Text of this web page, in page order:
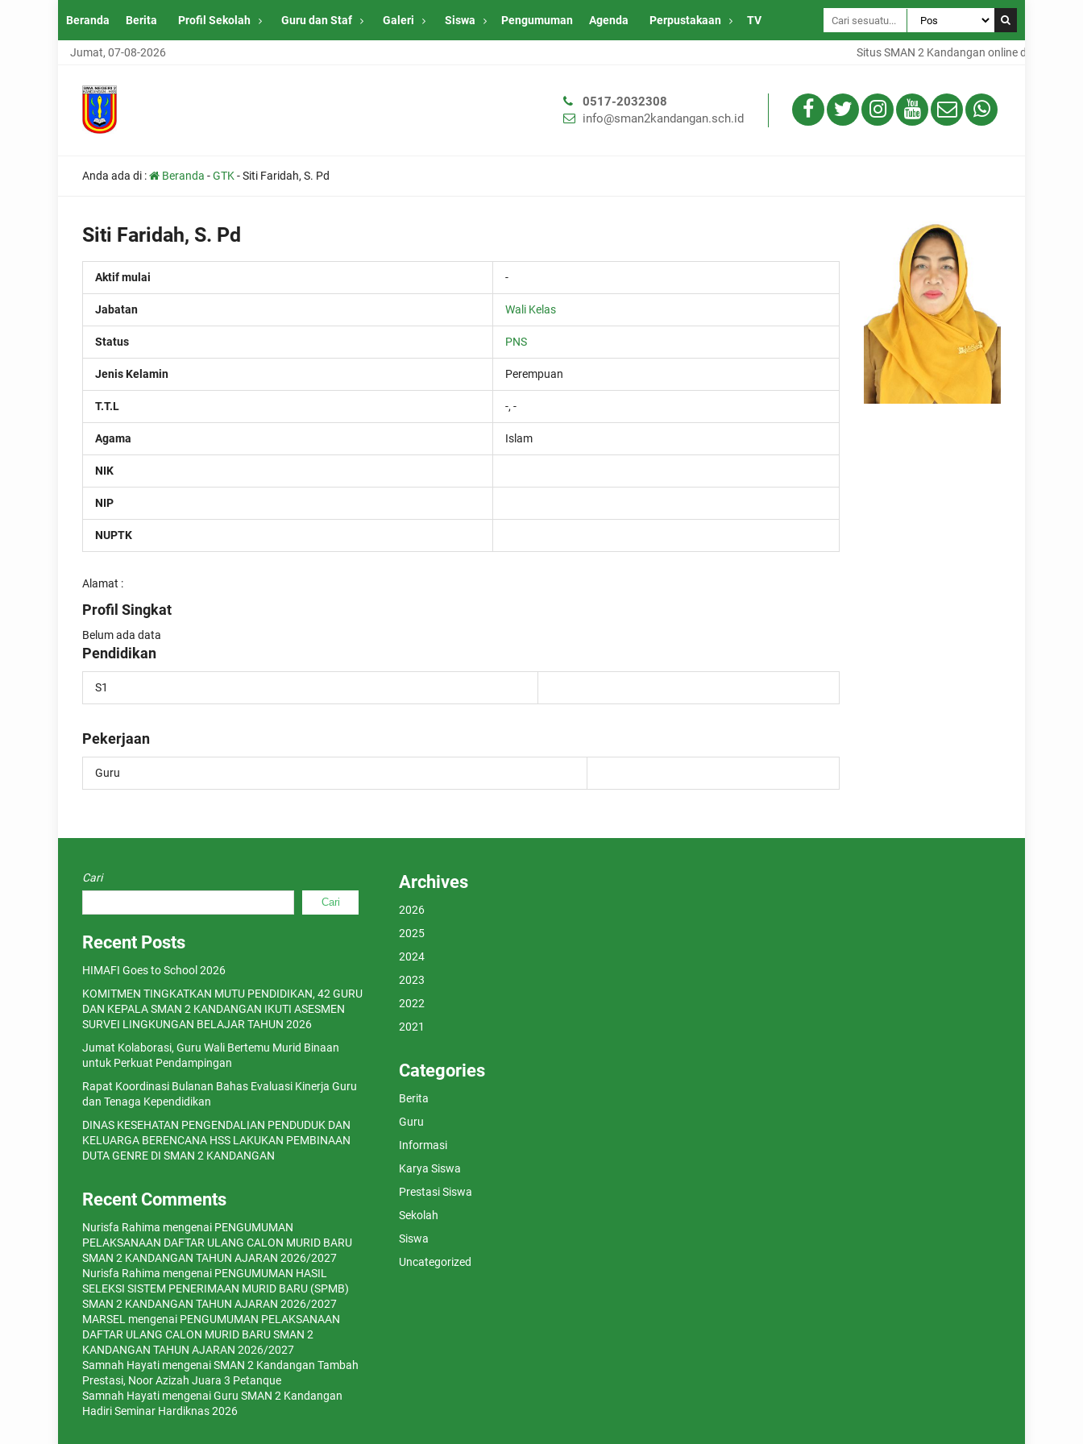
Beranda Berita Profil Sekolah Guru dan Staf Galeri Siswa Pengumuman Agenda Perpustakaan TV
Jumat, 07-08-2026 Situs SMAN 2 Kandangan online dari Desa
0517-2032308
info@sman2kandangan.sch.id
Anda ada di : Beranda -GTK-Siti Faridah, S. Pd
Siti Faridah, S. Pd
Aktif mulai -
Jabatan Wali Kelas
Status PNS
Jenis Kelamin Perempuan
T.T.L -, -
Agama Islam
NIK
NIP
NUPTK
Alamat :
Profil Singkat
Belum ada data
Pendidikan
S1
Pekerjaan
Guru
Cari
Cari
Recent Posts
HIMAFI Goes to School 2026
KOMITMEN TINGKATKAN MUTU PENDIDIKAN, 42 GURU
DAN KEPALA SMAN 2 KANDANGAN IKUTI ASESMEN
SURVEI LINGKUNGAN BELAJAR TAHUN 2026
Jumat Kolaborasi, Guru Wali Bertemu Murid Binaan
untuk Perkuat Pendampingan
Rapat Koordinasi Bulanan Bahas Evaluasi Kinerja Guru
dan Tenaga Kependidikan
DINAS KESEHATAN PENGENDALIAN PENDUDUK DAN
KELUARGA BERENCANA HSS LAKUKAN PEMBINAAN
DUTA GENRE DI SMAN 2 KANDANGAN
Recent Comments
Nurisfa Rahima mengenai PENGUMUMAN
PELAKSANAAN DAFTAR ULANG CALON MURID BARU
SMAN 2 KANDANGAN TAHUN AJARAN 2026/2027
Nurisfa Rahima mengenai PENGUMUMAN HASIL
SELEKSI SISTEM PENERIMAAN MURID BARU (SPMB)
SMAN 2 KANDANGAN TAHUN AJARAN 2026/2027
MARSEL mengenai PENGUMUMAN PELAKSANAAN
DAFTAR ULANG CALON MURID BARU SMAN 2
KANDANGAN TAHUN AJARAN 2026/2027
Samnah Hayati mengenaiSMAN 2 Kandangan Tambah
Prestasi, Noor Azizah Juara 3 Petanque
Samnah Hayati mengenaiGuru SMAN 2 Kandangan
Hadiri Seminar Hardiknas 2026
Archives
2026
2025
2024
2023
2022
2021
Categories
Berita
Guru
Informasi
Karya Siswa
Prestasi Siswa
Sekolah
Siswa
Uncategorized